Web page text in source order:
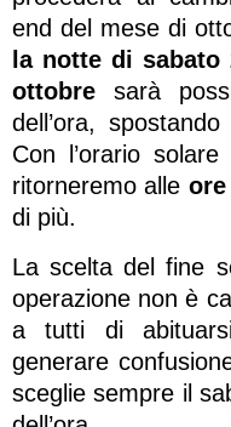
end del mese di
la notte di sabato
ottobre sarà
dell’ora,
Con l’orario
ritorneremo alle ore
di più.
La scelta del fine
operazione non è
a tutti di
generare
sceglie sempre il